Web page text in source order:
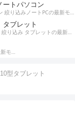
ートパソコン
ノートパソコン 絞り込みノートPCの最新モデルやスペック・仕様に関する情報。
タブレット
タブレット PC 絞り込み タブレットの最新モデルやスペック・仕様に関する情報。
PC用 マウス 絞り込み PC用 マウス 最新モデルやスペック・仕様に関する情報。ワイヤレスマウス、有線マウス、接続タイプなど。
型タブレット